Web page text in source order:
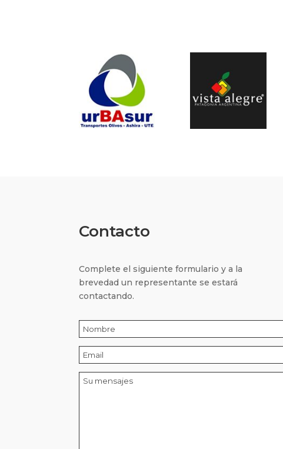
Contacto
Complete el siguiente formulario y a la
brevedad un representante se estará
contactando.